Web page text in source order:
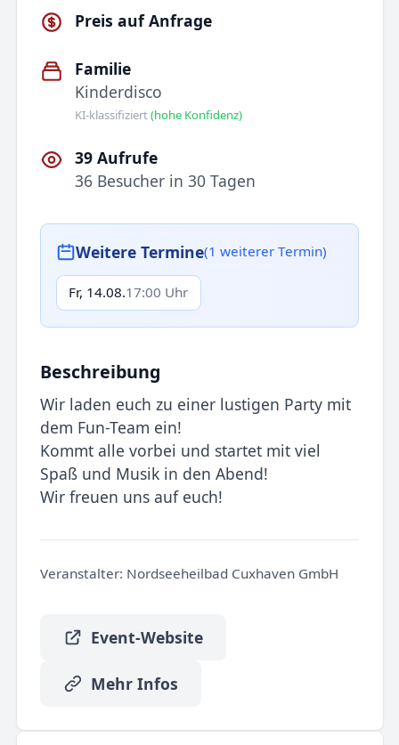
Preis auf Anfrage
Familie
Kinderdisco
KI-klassifiziert(hohe Konfidenz)
39 Aufrufe
36 Besucher in 30 Tagen
Weitere Termine(1 weiterer Termin)
Fr, 14.08.17:00 Uhr
Beschreibung
Wir laden euch zu einer lustigen Party mit
dem Fun-Team ein!
Kommt alle vorbei und startet mit viel
Spaß und Musik in den Abend!
Wir freuen uns auf euch!
Veranstalter: Nordseeheilbad Cuxhaven GmbH
Event-Website
Mehr Infos